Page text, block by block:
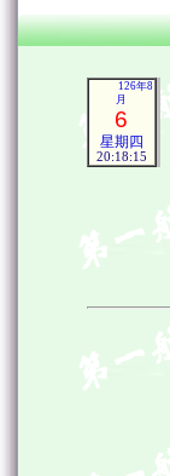
126年8
月
6
星期四
20:18:16